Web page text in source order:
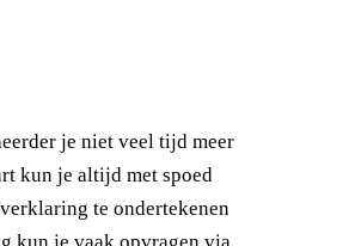
je niet veel tijd meer
kun je altijd met spoed
te ondertekenen